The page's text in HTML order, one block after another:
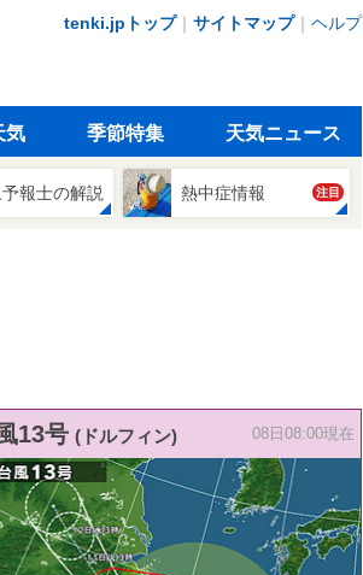
tenki.jpトップ｜ サイトマップ｜ ヘルプ
気 季節特集 天気ニュース
報士の解説 熱中症情報 注目
13号 (ドルフィン) 08日08:00現在